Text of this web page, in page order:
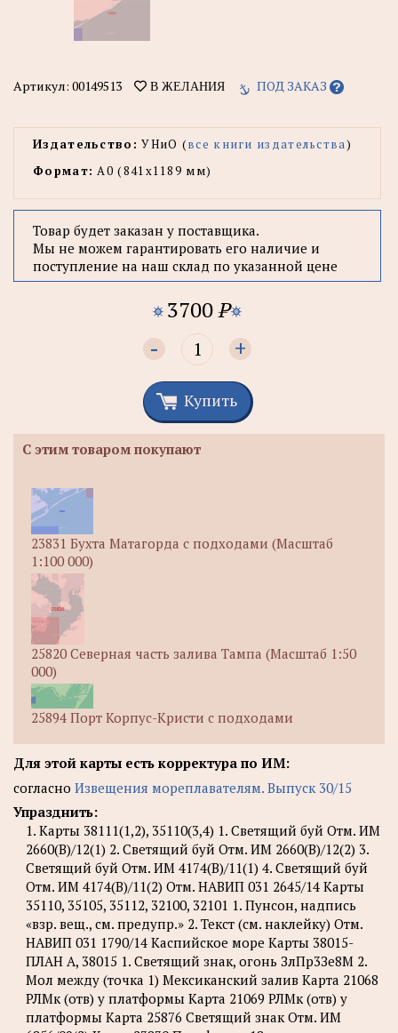
Артикул: 00149513 В ЖЕЛАНИЯ ПОД ЗАКАЗ
Издательство: УНиО (все книги издательства)
Формат: А0 (841x1189 мм)
Товар будет заказан у поставщика.
Мы не можем гарантировать его наличие и
поступление на наш склад по указанной цене
3700P
- +
Купить
С этим товаром покупают
23831 Бухта Матагорда с подходами (Масштаб
1:100 000)
25820 Северная часть залива Тампа (Масштаб 1:50
000)
25894 Порт Корпус-Кристи с подходами
Для этой карты есть корректура по ИМ:
согласно Извещения мореплавателям. Выпуск 30/15
Упразднить:
1. Карты 38111(1,2), 35110(3,4) 1. Светящий буй Отм. ИМ
2660(В)/12(1) 2. Светящий буй Отм. ИМ 2660(В)/12(2) 3.
Светящий буй Отм. ИМ 4174(B)/11(1) 4. Светящий буй
Отм. ИМ 4174(B)/11(2) Отм. НАВИП 031 2645/14 Карты
35110, 35105, 35112, 32100, 32101 1. Пунсон, надпись
«взр. вещ., см. предупр.» 2. Текст (см. наклейку) Отм.
НАВИП 031 1790/14 Каспийское море Карты 38015-
ПЛАН А, 38015 1. Светящий знак, огонь ЗлПр3Зе8М 2.
Мол между (точка 1) Мексиканский залив Карта 21068
РЛМк (отв) у платформы Карта 21069 РЛМк (отв) у
платформы Карта 25876 Светящий знак Отм. ИМ